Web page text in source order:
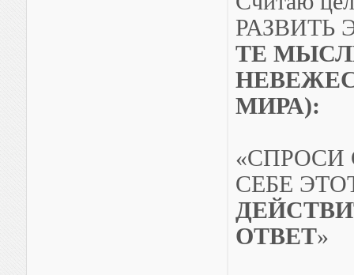
РАЗВИТЬ
ТЕ
МИРА):
«СПРОСИ
СЕБЕ
ОТВЕТ»